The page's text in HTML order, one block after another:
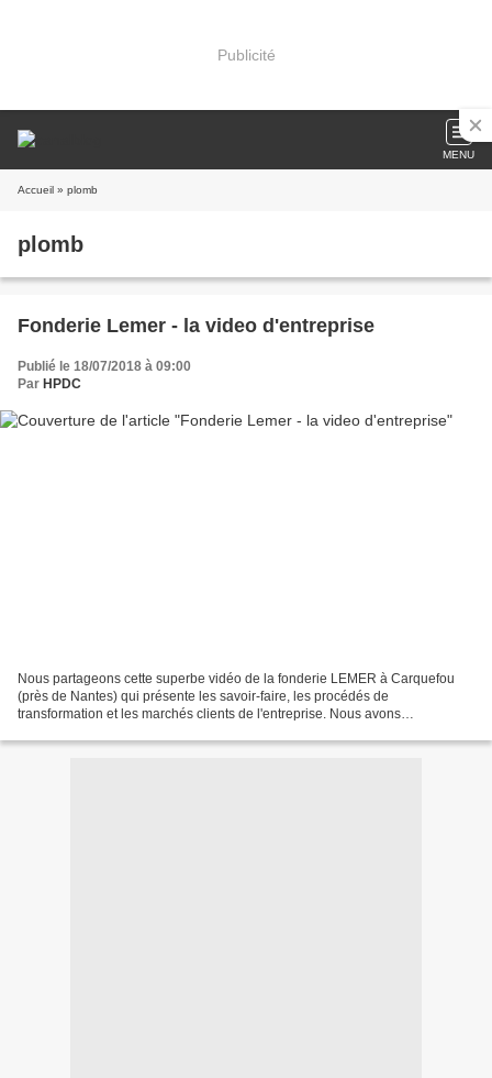
Publicité
MENU
Accueil » plomb
plomb
Fonderie Lemer - la video d'entreprise
Publié le 18/07/2018 à 09:00
Par HPDC
Nous partageons cette superbe vidéo de la fonderie LEMER à Carquefou
(près de Nantes) qui présente les savoir-faire, les procédés de
transformation et les marchés clients de l'entreprise. Nous avons